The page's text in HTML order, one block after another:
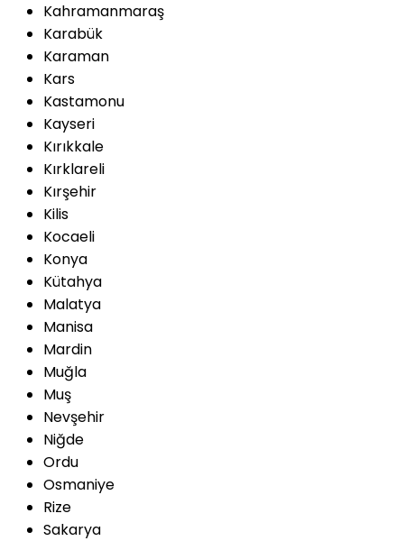
Kahramanmaraş
Karabük
Karaman
Kars
Kastamonu
Kayseri
Kırıkkale
Kırklareli
Kırşehir
Kilis
Kocaeli
Konya
Kütahya
Malatya
Manisa
Mardin
Muğla
Muş
Nevşehir
Niğde
Ordu
Osmaniye
Rize
Sakarya